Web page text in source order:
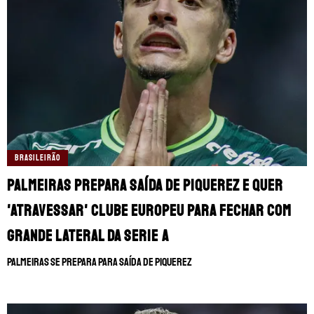
BRASILEIRÃO
Palmeiras prepara saída de Piquerez e quer
'atravessar' clube europeu para fechar com
grande lateral da Serie A
Palmeiras se prepara para saída de Piquerez